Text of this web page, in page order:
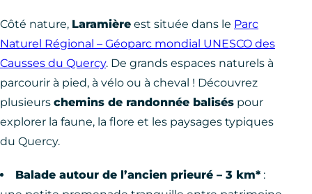
Côté nature, Laramière est située dans le Parc
Naturel Régional – Géoparc mondial UNESCO des
Causses du Quercy. De grands espaces naturels à
parcourir à pied, à vélo ou à cheval ! Découvrez
plusieurs chemins de randonnée balisés pour
explorer la faune, la flore et les paysages typiques
du Quercy.
Balade autour de l’ancien prieuré – 3 km* :